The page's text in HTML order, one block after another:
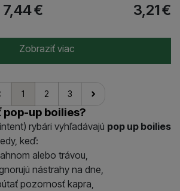
7,44€ 3,21€
Zobraziť viac
1 2 3
nasledujúci
pop-up boilies?
rybári vyhľadávajú pop up boilies
keď:
alebo trávou,
nástrahy na dne,
pozornosť kapra,